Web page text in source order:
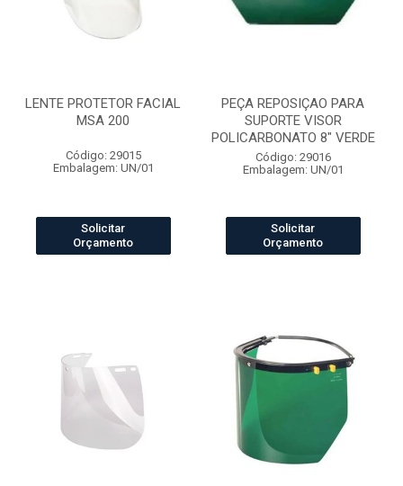
LENTE PROTETOR FACIAL
MSA 200
Código: 29015
Embalagem: UN/01
Solicitar
Orçamento
PEÇA REPOSIÇAO PARA
SUPORTE VISOR
POLICARBONATO 8" VERDE
Código: 29016
Embalagem: UN/01
Solicitar
Orçamento